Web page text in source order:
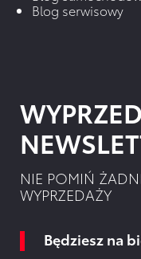
Blog serwisowy
NIE POMIŃ
WYPRZEDAŻY
Będziesz na